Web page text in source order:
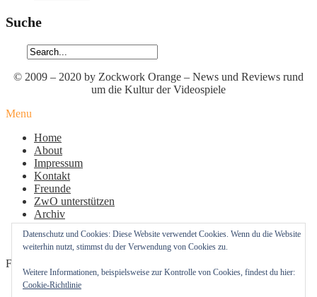
Suche
© 2009 – 2020 by Zockwork Orange – News und Reviews rund
um die Kultur der Videospiele
Menu
Home
About
Impressum
Kontakt
Freunde
ZwO unterstützen
Archiv
Datenschutz
Cookie-Richtlinie (EU)
Follow Us
ProfilProfilProfil
Datenschutz und Cookies: Diese Website verwendet Cookies. Wenn du die Website
weiterhin nutzt, stimmst du der Verwendung von Cookies zu.
Weitere Informationen, beispielsweise zur Kontrolle von Cookies, findest du hier:
Cookie-Richtlinie